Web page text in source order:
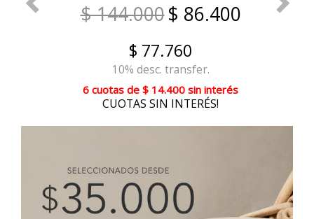
$ 144.000$ 86.400
$ 77.760
10% desc. transfer.
6 cuotas de $ 14.400 sin interés
CUOTAS SIN INTERÉS!